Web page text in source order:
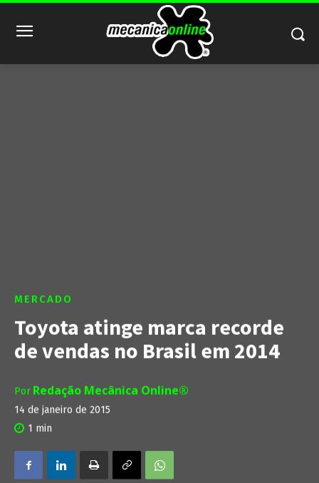
MERCADO
Toyota atinge marca recorde
de vendas no Brasil em 2014
Por Redação Mecânica Online®
14 de janeiro de 2015
1 min